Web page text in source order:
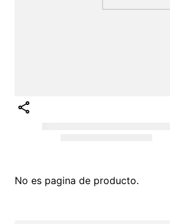
No es pagina de producto.